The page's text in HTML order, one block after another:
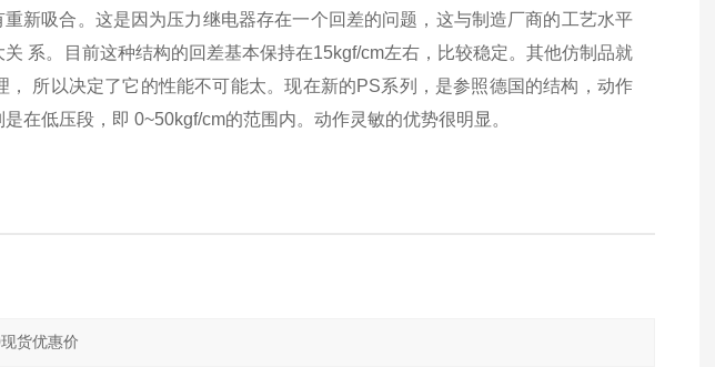
新吸合。这是因为压力继电器存在一个回差的问题，这与制造厂商的工艺水平
系。目前这种结构的回差基本保持在15kgf/cm左右，比较稳定。其他仿制品就
， 所以决定了它的性能不可能太。现在新的PS系列，是参照德国的结构，动作
在低压段，即 0~50kgf/cm的范围内。动作灵敏的优势很明显。